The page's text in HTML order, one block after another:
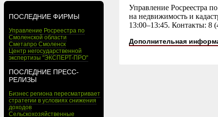
ПОСЛЕДНИЕ ФИРМЫ
Управление Росреестра по
Смоленской области
Сметапро Смоленск
Центр негосударственной
экспертизы "ЭКСПЕРТ-ПРО"
ПОСЛЕДНИЕ ПРЕСС-
РЕЛИЗЫ
Бизнес региона пересматривает
стратегии в условиях снижения
доходов
Сельскохозяйственные
Управление Росреестра
на недвижимость и
13:00–13:45. Контакты: 8
Дополнительная